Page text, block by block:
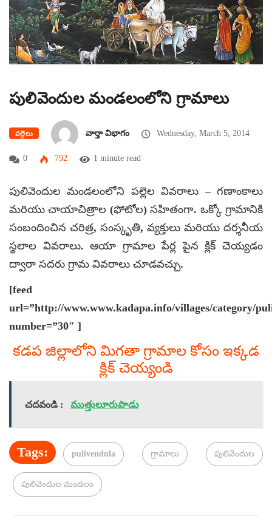
పులివెందుల మండలంలోని గ్రామాలు
పల్లెలు వార్తా విభాగం Wednesday, March 5, 2014
0 792 1 minute read
పులివెందుల మండలంలోని పల్లెల వివరాలు – గణాంకాలు
మరియు చాయాచిత్రాల (ఫోటోల) సహితంగా. ఒక్కో గ్రామానికి
సంబందించిన చరిత్ర, సంస్కృతి, వ్యక్తులు మరియు దర్శనీయ
స్థలాల వివరాలు. ఆయా గ్రామాల పేర్ల పైన క్లిక్ చెయ్యడం
ద్వారా సదరు గ్రామ వివరాలు చూడవచ్చు.
[feed
url=”http://www.www.kadapa.info/villages/category/
number=”30″ ]
కడప జిల్లాలోని మిగతా గ్రామాల కోసం ఇక్కడ
క్లిక్ చెయ్యండి
చదవండి : ముత్తులూరుపాడు
Tags: pulivendula గ్రామాలు పులివెందుల
పులివెందుల మండలం